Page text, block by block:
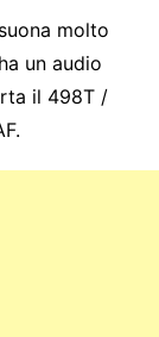
molto
un audio
il 498T /